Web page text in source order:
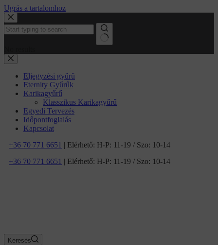
Ugrás a tartalomhoz
Eljegyzési gyűrű
Eternity Gyűrűk
Karikagyűrű
Klasszikus Karikagyűrű
Egyedi Tervezés
Időpontfoglalás
Kapcsolat
+36 70 771 6651 | Elérhető: H-P: 11-19 / Szo: 10-14
+36 70 771 6651 | Elérhető: H-P: 11-19 / Szo: 10-14
Keresés